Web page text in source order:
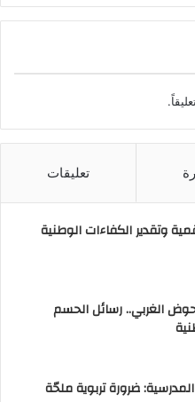
تعليقات
وتقدير الكفاءات الوطنية
الغربي.. رسائل الحسم
ضرورة تربوية ملحّة